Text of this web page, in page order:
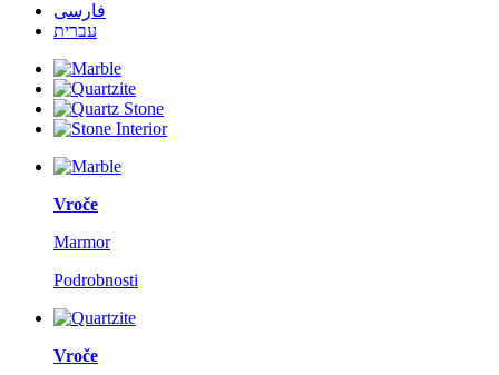
فارسی
עברית
Vroče
Marmor
Podrobnosti
Vroče